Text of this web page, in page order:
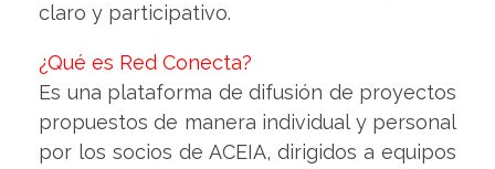
claro y participativo.
¿Qué es Red Conecta?
Es una plataforma de difusión de proyectos
propuestos de manera individual y personal
por los socios de ACEIA, dirigidos a equipos